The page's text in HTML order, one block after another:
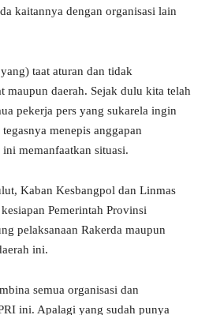
kaitannya dengan organisasi lain
taat aturan dan tidak
maupun daerah. Sejak dulu kita telah
pekerja pers yang sukarela ingin
menepis anggapan
memanfaatkan situasi.
Kaban Kesbangpol dan Linmas
Pemerintah Provinsi
pelaksanaan Rakerda maupun
ini.
semua organisasi dan
ini. Apalagi yang sudah punya